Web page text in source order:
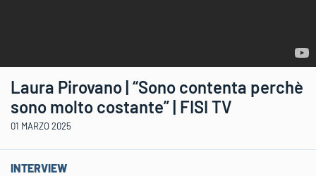
Laura Pirovano | “Sono contenta perchè
sono molto costante” | FISI TV
01 MARZO 2025
INTERVIEW